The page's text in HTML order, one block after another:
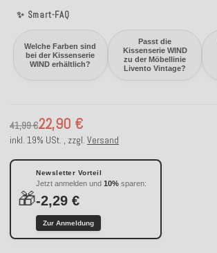
✨ Smart-FAQ
Welche Farben sind
bei der Kissenserie
WIND erhältlich?
Passt die
Kissenserie WIND
zu der Möbellinie
Livento Vintage?
22,90 €
41,99 €
inkl. 19% USt. , zzgl. Versand
🎁
Newsletter Vorteil
Jetzt anmelden und 10% sparen:
-2,29 €
Zur Anmeldung